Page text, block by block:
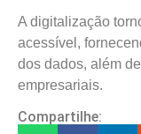
A digitalização
acessível,
dos dados, além
empresariais.
Compartilhe: